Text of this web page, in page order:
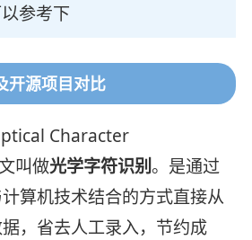
参考下
开源项目对比
Character
叫做光学字符识别。是通过
算机技术结合的方式直接从
，省去人工录入，节约成